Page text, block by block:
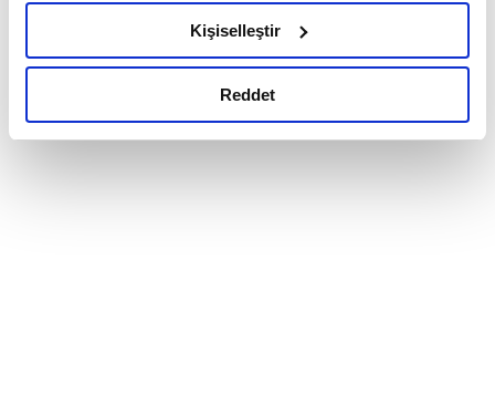
Ayarlar butonuna tıklayabilir,Çerez Bilgilendirme
Metnimizi ziyaret edebilirsiniz.
okumak ve sitemizi ziyaretiniz kapsamında
Kişiselleştir
Reddet